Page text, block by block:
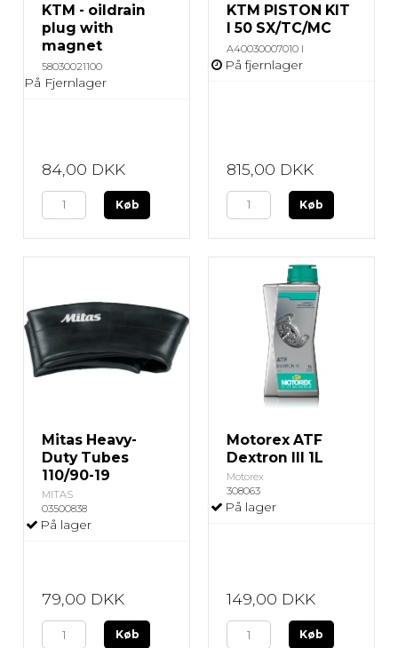
KTM - oildrain
plug with
magnet
58030021100
På Fjernlager
84,00 DKK
Køb
KTM PISTON KIT
I 50 SX/TC/MC
A40030007010 I
På fjernlager
815,00 DKK
Køb
Mitas Heavy-
Duty Tubes
110/90-19
MITAS
03500838
På lager
79,00 DKK
Køb
Motorex ATF
Dextron III 1L
Motorex
308063
På lager
149,00 DKK
Køb